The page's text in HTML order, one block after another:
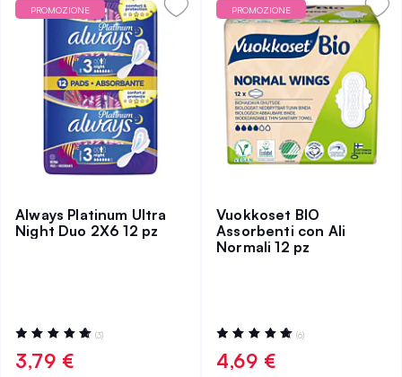
PROMOZIONE
Always Platinum Ultra
Night Duo 2X6 12 pz
Valutazione:
100%
(3)
3,79 €
PROMOZIONE
Vuokkoset BIO
Assorbenti con Ali
Normali 12 pz
Valutazione:
100%
(6)
4,69 €